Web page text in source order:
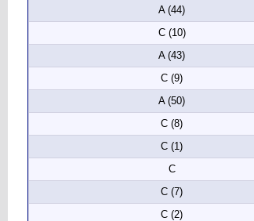
A (44)
C (10)
A (43)
C (9)
A (50)
C (8)
C (1)
C
C (7)
C (2)